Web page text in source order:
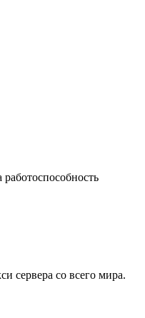
сервера со всего мира.